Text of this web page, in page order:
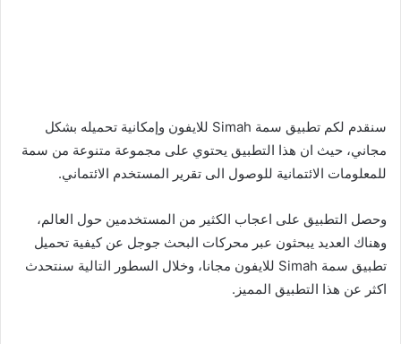
سنقدم لكم تطبيق سمة Simah للايفون وإمكانية تحميله بشكل
مجاني، حيث ان هذا التطبيق يحتوي على مجموعة متنوعة من سمة
للمعلومات الائتمانية للوصول الى تقرير المستخدم الائتماني.
وحصل التطبيق على اعجاب الكثير من المستخدمين حول العالم،
وهناك العديد يبحثون عبر محركات البحث جوجل عن كيفية تحميل
تطبيق سمة Simah للايفون مجانا، وخلال السطور التالية سنتحدث
اكثر عن هذا التطبيق المميز.